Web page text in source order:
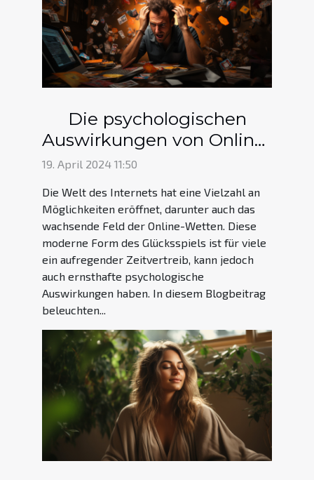
Die psychologischen
Auswirkungen von Online-
Wetten: Einblicke und
19. April 2024 11:50
Die Welt des Internets hat eine Vielzahl an
Möglichkeiten eröffnet, darunter auch das
wachsende Feld der Online-Wetten. Diese
moderne Form des Glücksspiels ist für viele
ein aufregender Zeitvertreib, kann jedoch
auch ernsthafte psychologische
Auswirkungen haben. In diesem Blogbeitrag
beleuchten...